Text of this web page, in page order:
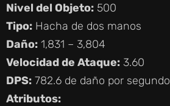
D
Nivel del Objeto: 500
Tipo: Hacha de dos manos
Daño: 1,831 – 3,804
Velocidad de Ataque: 3.60
DPS: 782.6 de daño por segundo
Atributos: